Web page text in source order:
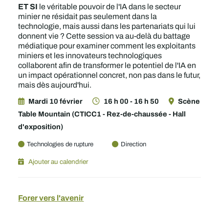
ET SI le véritable pouvoir de l'IA dans le secteur
minier ne résidait pas seulement dans la
technologie, mais aussi dans les partenariats qui lui
donnent vie ? Cette session va au-delà du battage
médiatique pour examiner comment les exploitants
miniers et les innovateurs technologiques
collaborent afin de transformer le potentiel de l'IA en
un impact opérationnel concret, non pas dans le futur,
mais dès aujourd'hui.
Mardi 10 février 16 h 00 - 16 h 50
Scène
Table Mountain (CTICC1 - Rez-de-chaussée - Hall
d'exposition)
Technologies de rupture Direction
Ajouter au calendrier
Forer vers l'avenir